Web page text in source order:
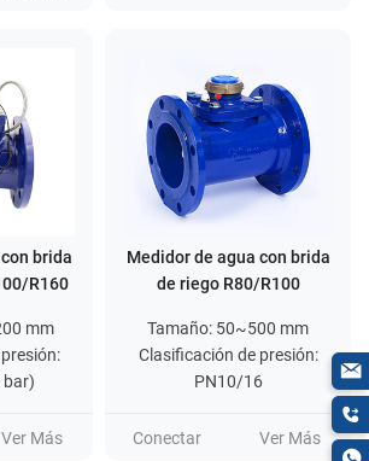
brida
R160
mm
bar)
Ver Más
Medidor de agua con brida
de riego R80/R100
Tamaño: 50~500 mm
Clasificación de presión:
PN10/16
Conectar Ver Más